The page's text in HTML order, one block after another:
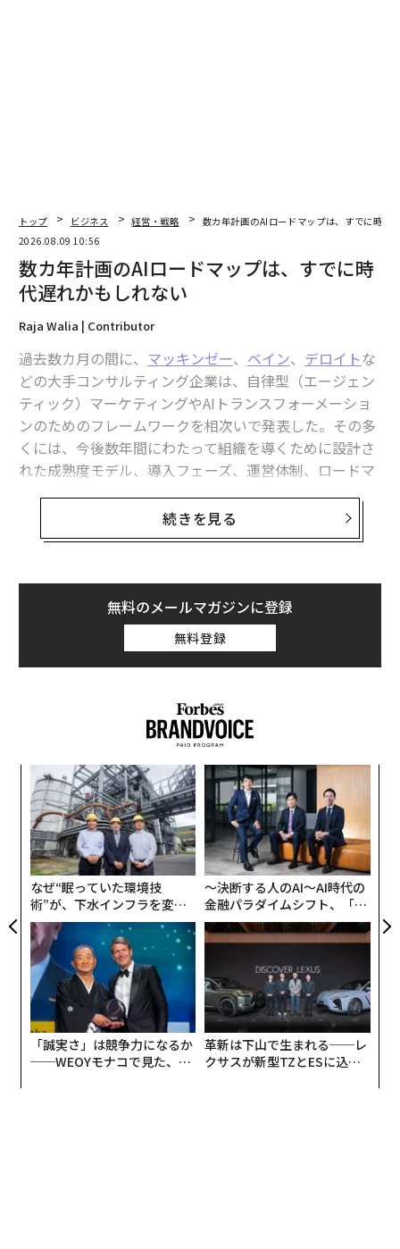
汚染に対処する技術や知識は、今の仕事にどう活きてい
るのか。
「とくに法人からの依頼の際に活きていますね。たとえ
ば劇団四季の仕事で、演目が変わるときには衣装も新品
になるので、生地や装飾品、縫製方法などに対応した洗
個人の方の場合も、シミ抜きをしたら色が抜けてしまっ
たという相談には『色かけ』の技術が使えます。また、
縮んだニットを『伸ばす』技術もアパレル時代に培いま
した。逆に、伸びたものを縮める勉強もしましたね」
なんと、同業者、つまり、他のクリーニング会社で傷つ
けてしまった顧客の衣類の持ち込み相談もあるという。
次ページ ＞ 「洗濯」を考えることがエコに繋
がる
1 2 4
取材・構成＝石井節子 撮影＝藤井さおり
2026年9月号発売中
最新号の購入はこちらから
トップ ビジネス 経営・戦略
数カ年計画のAIロードマップは、すでに時代
2026.08.09 10:56
数カ年計画のAIロードマップは、すでに時
代遅れかもしれない
Raja Walia | Contributor
過去数カ月の間に、 マッキンゼー、 ベイン、 デロイトな
どの大手コンサルティング企業は、自律型（エージェン
ティック）マーケティングやAIトランスフォーメーショ
ンのためのフレームワークを相次いで発表した。その多
くには、今後数年間にわたって組織を導くために設計さ
れた成熟度モデル、導入フェーズ、運営体制、ロードマ
興味深いタイミングだ。2026年の第1四半期には、
とに新しい機能が登場し続けている。コンテンツの作成
方法、カスタマーエクスペリエンス（顧客体験）の提供
方法、業務の自動化方法、そして意思決定の方法を変え
るツールを、現場のチームは手に入れつつある。
や、わずか2カ月前のAIと現在のAIの違いだけでも考えて
みてほしい。控えめに言っても、それぞれの進化は極め
四半期ごとに新しい現実が訪れる
このイノベーションのスピードは、大半の組織が過去10
年間に経験してきたものとは全く異なる計画環境を生み
出している。テクノロジーがこれほど急速に進化する
と、前提条件の有効期限は短くなる。新たな機会が出現
するたびに、優先順位はシフトする。チームは1四半期
前には想定していなかったユースケースを発見し、ベン
ダーは既存プロジェクトの投資対効果（経済性）を一変
させるような機能を導入する。
年の初めに策定されたロードマップは、年末になっても
依然として価値ある戦略的指針を含んでいるかもしれな
続きを見る
無料のメールマガジンに登録
無料登録
なぜ“眠っていた環境技
術”が、下水インフラを変え
たのか──産総研×月島JFE
アクアソリューションの10年
〜決断する人のAI〜AI時代の
金融パラダイムシフト、「超
個別化」の核心 【MUFG×ウ
ェルスナビ×PwC】
「誠実さ」は競争力になるか
──WEOYモナコで見た、く
革新は下山で生まれる──レ
クサスが新型TZとESに込め